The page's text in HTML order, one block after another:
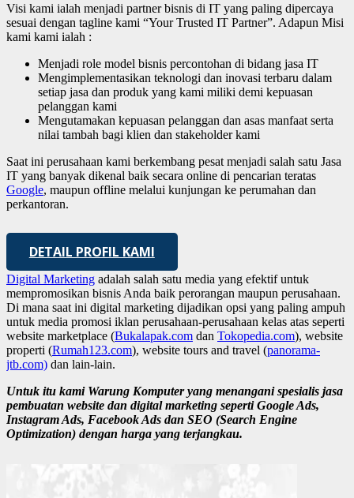
Visi kami ialah menjadi partner bisnis di IT yang paling dipercaya
sesuai dengan tagline kami “Your Trusted IT Partner”. Adapun Misi
kami kami ialah :
Menjadi role model bisnis percontohan di bidang jasa IT
Mengimplementasikan teknologi dan inovasi terbaru dalam
setiap jasa dan produk yang kami miliki demi kepuasan
pelanggan kami
Mengutamakan kepuasan pelanggan dan asas manfaat serta
nilai tambah bagi klien dan stakeholder kami
Saat ini perusahaan kami berkembang pesat menjadi salah satu Jasa
IT yang banyak dikenal baik secara online di pencarian teratas
Google, maupun offline melalui kunjungan ke perumahan dan
perkantoran.
DETAIL PROFIL KAMI
Digital Marketing adalah salah satu media yang efektif untuk
mempromosikan bisnis Anda baik perorangan maupun perusahaan.
Di mana saat ini digital marketing dijadikan opsi yang paling ampuh
untuk media promosi iklan perusahaan-perusahaan kelas atas seperti
website marketplace (Bukalapak.com dan Tokopedia.com), website
properti (Rumah123.com), website tours and travel (panorama-
jtb.com) dan lain-lain.
Untuk itu kami Warung Komputer yang menangani spesialis jasa
pembuatan website dan digital marketing seperti Google Ads,
Instagram Ads, Facebook Ads dan SEO (Search Engine
Optimization) dengan harga yang terjangkau.